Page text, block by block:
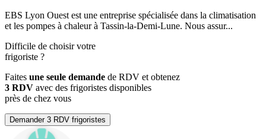
EBS Lyon Ouest est une entreprise spécialisée dans la climatisation
et les pompes à chaleur à Tassin-la-Demi-Lune. Nous assur...
Difficile de choisir votre
frigoriste ?
Faites une seule demande de RDV et obtenez
3 RDV avec des frigoristes disponibles
près de chez vous
Demander 3 RDV frigoristes